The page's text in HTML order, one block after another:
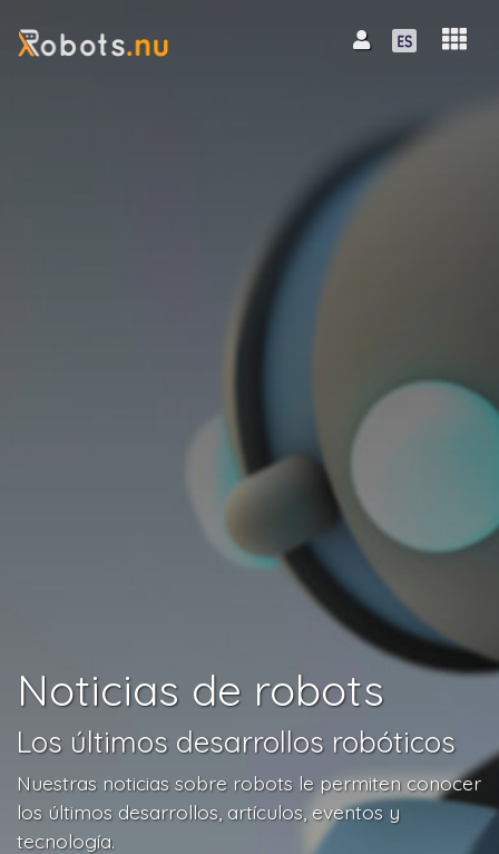
Noticias de robots
Los últimos desarrollos robóticos
Nuestras noticias sobre robots le permiten conocer
los últimos desarrollos, artículos, eventos y
tecnología.